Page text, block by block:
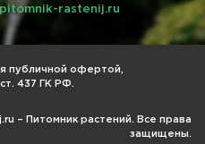
rastenij.ru
публичной офертой,
437 ГК РФ.
– Питомник растений. Все права
защищены.